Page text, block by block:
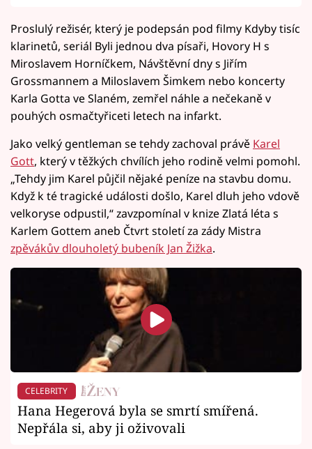
Proslulý režisér, který je podepsán pod filmy Kdyby tisíc
klarinetů, seriál Byli jednou dva písaři, Hovory H s
Miroslavem Horníčkem, Návštěvní dny s Jiřím
Grossmannem a Miloslavem Šimkem nebo koncerty
Karla Gotta ve Slaném, zemřel náhle a nečekaně v
pouhých osmačtyřiceti letech na infarkt.
Jako velký gentleman se tehdy zachoval právě Karel
Gott, který v těžkých chvílích jeho rodině velmi pomohl.
„Tehdy jim Karel půjčil nějaké peníze na stavbu domu.
Když k té tragické události došlo, Karel dluh jeho vdově
velkoryse odpustil,“ zavzpomínal v knize Zlatá léta s
Karlem Gottem aneb Čtvrt století za zády Mistra
zpěvákův dlouholetý bubeník Jan Žižka.
CELEBRITY
Hana Hegerová byla se smrtí smířená.
Nepřála si, aby ji oživovali